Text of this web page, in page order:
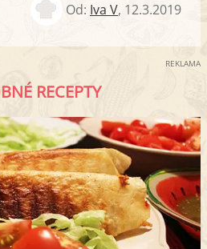
Od: Iva V, 12.3.2019
REKLAMA
RECEPTY